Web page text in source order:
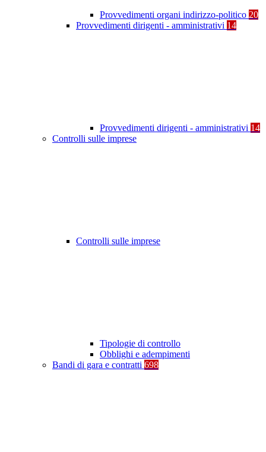
Provvedimenti organi indirizzo-politico 20
Provvedimenti dirigenti - amministrativi 14
Provvedimenti dirigenti - amministrativi 14
Controlli sulle imprese
Controlli sulle imprese
Tipologie di controllo
Obblighi e adempimenti
Bandi di gara e contratti 698